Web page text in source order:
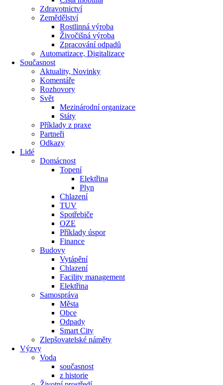
Zdravotnictví
Zemědělství
Rostlinná výroba
Živočišná výroba
Zpracování odpadů
Automatizace, Digitalizace
Současnost
Aktuality, Novinky
Komentáře
Rozhovory
Svět
Mezinárodní organizace
Státy
Příklady z praxe
Partneři
Odkazy
Lidé
Domácnost
Topení
Elektřina
Plyn
Chlazení
TUV
Spotřebiče
OZE
Příklady úspor
Finance
Budovy
Vytápění
Chlazení
Facility management
Elektřina
Samospráva
Města
Obce
Odpady
Smart City
Zlepšovatelské náměty
Výzvy
Voda
současnost
z historie